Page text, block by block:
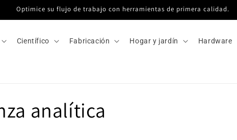
Optimice su flujo de trabajo con herramientas de primera calidad.
Científico Fabricación Hogar y jardín Hardware
analítica